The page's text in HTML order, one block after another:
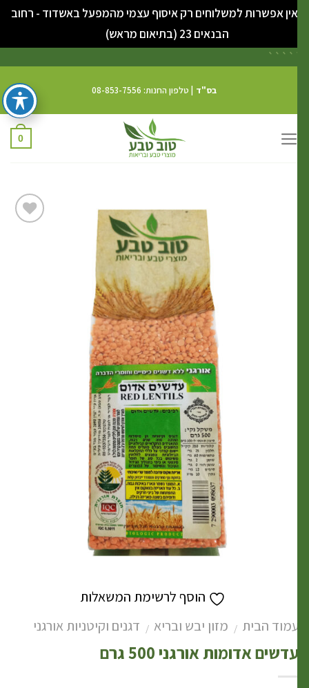
אין אפשרות למשלוחים רק איסוף עצמי מהמפעל באשדוד - רחוב
הבנאים 23 (בתיאום מראש)
סגור
```
בס"ד| טלפון החנות: 08-853-7556
הוסף לרשימת המשאלות
הבית / מזון יבש ובריא / דגנים וקיטניות אורגני
אדומות אורגני 500 גרם